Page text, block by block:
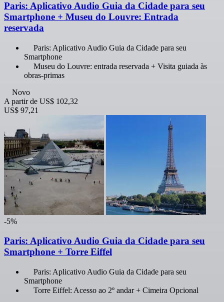
Paris: Aplicativo Audio Guia da Cidade para seu
Smartphone + Museu do Louvre: Entrada
reservada
Paris: Aplicativo Audio Guia da Cidade para seu
Smartphone
Museu do Louvre: entrada reservada + Visita guiada às
obras-primas
Novo
A partir de US$ 102,32
US$ 97,21
-5%
Paris: Aplicativo Audio Guia da Cidade para seu
Smartphone + Torre Eiffel
Paris: Aplicativo Audio Guia da Cidade para seu
Smartphone
Torre Eiffel: Acesso ao 2º andar + Cimeira Opcional